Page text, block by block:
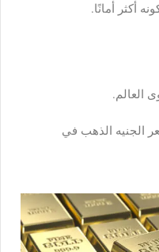
أكثر أمانًا.
العالم.
الجنيه الذهب في